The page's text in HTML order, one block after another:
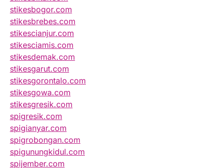
stikesbogor.com
stikesbrebes.com
stikescianjur.com
stikesciamis.com
stikesdemak.com
stikesgarut.com
stikesgorontalo.com
stikesgowa.com
stikesgresik.com
spigresik.com
spigianyar.com
spigrobongan.com
spigunungkidul.com
spijember.com